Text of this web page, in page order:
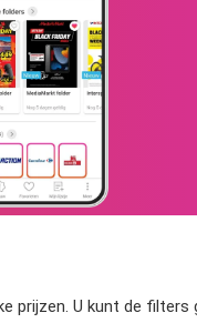
prijzen. U kunt de